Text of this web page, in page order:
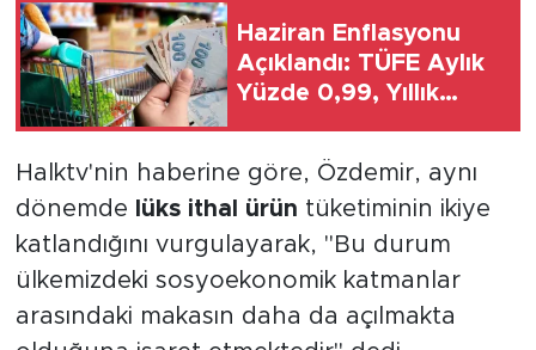
Haziran Enflasyonu
Açıklandı: TÜFE Aylık
Yüzde 0,99, Yıllık
ENSAG: Tüfe 1.94 Yıllık
Yüzde 51.49
Halktv'nin haberine göre, Özdemir, aynı
dönemde
lüks ithal ürün tüketiminin ikiye
katlandığını vurgulayarak, "Bu durum
ülkemizdeki sosyoekonomik katmanlar
arasındaki makasın daha da açılmakta